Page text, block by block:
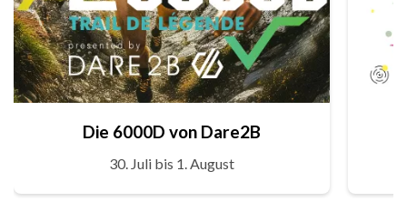
Die 6000D von Dare2B
30. Juli bis 1. August